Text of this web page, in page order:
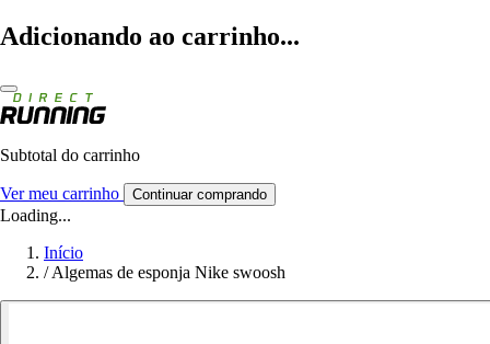
Adicionando ao carrinho...
Subtotal do carrinho
Ver meu carrinho Continuar comprando
Loading...
Início
/ Algemas de esponja Nike swoosh